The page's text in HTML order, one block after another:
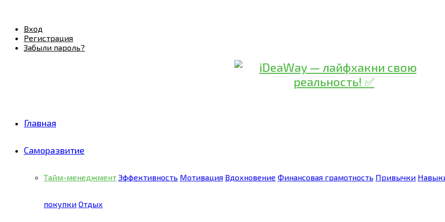
Вход
Регистрация
Забыли пароль?
Главная
Саморазвитие
Тайм-менеджмент Эффективность Мотивация Вдохновение Финансовая грамотность Привычки
покупки Отдых